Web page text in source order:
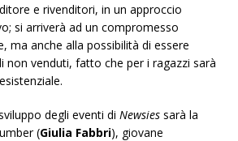
e rivenditori, in un approccio
si arriverà ad un compromesso
ma anche alla possibilità di essere
non venduti, fatto che per i ragazzi sarà
degli eventi di Newsies sarà la
(Giulia Fabbri), giovane